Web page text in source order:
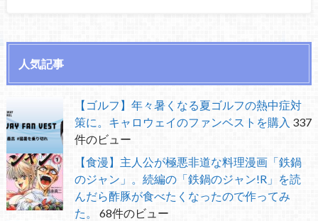
人気記事
【ゴルフ】年々暑くなる夏ゴルフの熱中症対
策に。キャロウェイのファンベストを購入 337
件のビュー
【食漫】主人公が極悪非道な料理漫画「鉄鍋
のジャン」。続編の「鉄鍋のジャン!R」を読
んだら酢豚が食べたくなったので作ってみ
た。
68件のビュー